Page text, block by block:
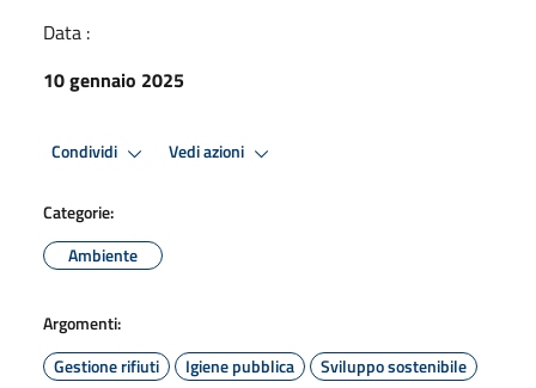
Data :
10 gennaio 2025
Condividi Vedi azioni
Categorie:
Ambiente
Argomenti:
Gestione rifiuti
Igiene pubblica Sviluppo sostenibile